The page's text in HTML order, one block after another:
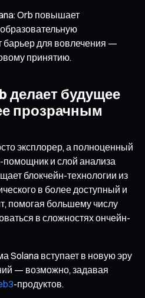
Orb повышает
для вовлечения —
принятию.
делает будущее
прозрачным
эксплорер, а полноценный
и слой анализа
блокчейн-технологии из
в более доступный и
помогая большему числу
в сложностях ончейн-
Solana вступает в новую эру
— возможно, задавая
-продуктов.